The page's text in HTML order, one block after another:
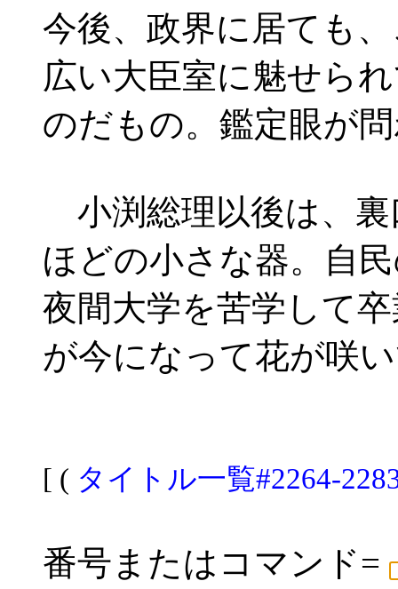
今後、政界に居ても
広い大臣室に魅せら
のだもの。鑑定眼が
小渕総理以後は、裏
ほどの小さな器。自
夜間大学を苦学して
が今になって花が咲
[ ( タイトル一覧#2264-
番号またはコマンド=